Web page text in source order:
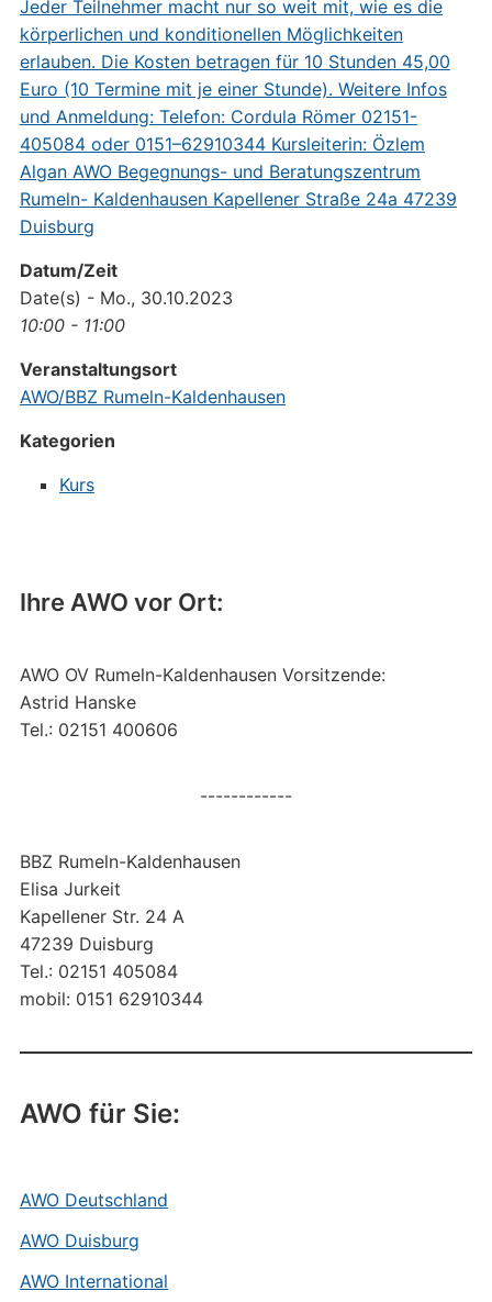
Ihre AWO vor Ort:
AWO OV Rumeln-Kaldenhausen Vorsitzende:
Astrid Hanske
Tel.: 02151 400606
------------
BBZ Rumeln-Kaldenhausen
Elisa Jurkeit
Kapellener Str. 24 A
47239 Duisburg
Tel.: 02151 405084
mobil: 0151 62910344
AWO für Sie:
AWO Deutschland
AWO Duisburg
AWO International
Datum/Zeit
Date(s) - Mo., 30.10.2023
10:00 - 11:00
Veranstaltungsort
AWO/BBZ Rumeln-Kaldenhausen
Kategorien
Kurs